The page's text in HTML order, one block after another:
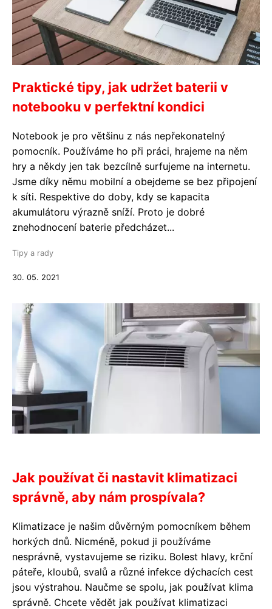
Praktické tipy, jak udržet baterii v
notebooku v perfektní kondici
Notebook je pro většinu z nás nepřekonatelný
pomocník. Používáme ho při práci, hrajeme na něm
hry a někdy jen tak bezcílně surfujeme na internetu.
Jsme díky němu mobilní a obejdeme se bez připojení
k síti. Respektive do doby, kdy se kapacita
akumulátoru výrazně sníží. Proto je dobré
znehodnocení baterie předcházet...
Tipy a rady
30. 05. 2021
Jak používat či nastavit klimatizaci
správně, aby nám prospívala?
Klimatizace je našim důvěrným pomocníkem během
horkých dnů. Nicméně, pokud ji používáme
nesprávně, vystavujeme se riziku. Bolest hlavy, krční
páteře, kloubů, svalů a různé infekce dýchacích cest
jsou výstrahou. Naučme se spolu, jak používat klima
správně. Chcete vědět jak používat klimatizaci